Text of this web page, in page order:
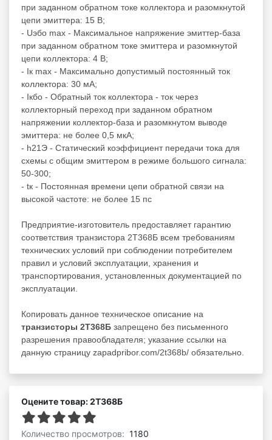
при заданном обратном токе коллектора и разомкнутой
цепи эмиттера: 15 В;
- Uэбо max - Максимальное напряжение эмиттер-база
при заданном обратном токе эмиттера и разомкнутой
цепи коллектора: 4 В;
- Iк max - Максимально допустимый постоянный ток
коллектора: 30 мА;
- Iкбо - Обратный ток коллектора - ток через
коллекторный переход при заданном обратном
напряжении коллектор-база и разомкнутом выводе
эмиттера: не более 0,5 мкА;
- h21Э - Статический коэффициент передачи тока для
схемы с общим эмиттером в режиме большого сигнала:
50-300;
- tк - Постоянная времени цепи обратной связи на
высокой частоте: не более 15 пс
Предприятие-изготовитель предоставляет гарантию
соответствия транзистора 2Т368Б всем требованиям
технических условий при соблюдении потребителем
правил и условий эксплуатации, хранения и
транспортирования, установленных документацией по
эксплуатации.
Копировать данное техническое описание на
транзисторы 2Т368Б запрещено без письменного
разрешения правообладателя; указание ссылки на
данную страницу zapadpribor.com/2t368b/ обязательно.
Оцените товар: 2Т368Б
Количество просмотров: 1180